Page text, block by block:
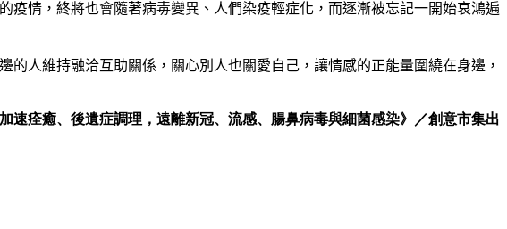
情，終將也會隨著病毒變異、人們染疫輕症化，而逐漸被忘記一開始哀鴻遍
人維持融洽互助關係，關心別人也關愛自己，讓情感的正能量圍繞在身邊，
速痊癒、後遺症調理，遠離新冠、流感、腸鼻病毒與細菌感染》／創意市集出